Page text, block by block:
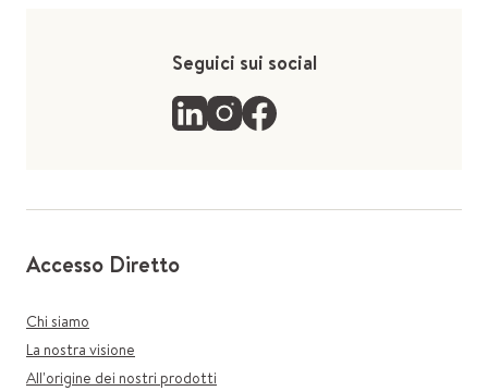
Seguici sui social
Accesso Diretto
Chi siamo
La nostra visione
All'origine dei nostri prodotti